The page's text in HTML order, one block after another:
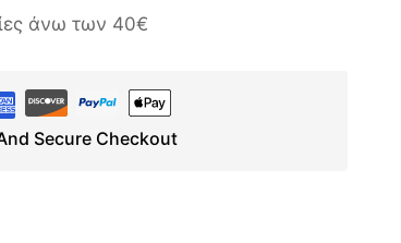
άνω των 40€
Secure Checkout